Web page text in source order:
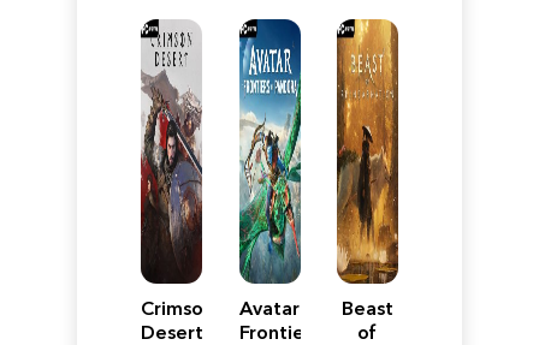
ReimaginedEdition
Y
Crimson
Desert
Avatar:
Frontiers
Beast
of